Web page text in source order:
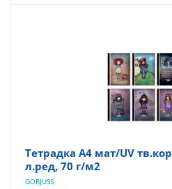
Тетрадка А4 мат/UV
л.ред, 70 г/м2
GORJUSS